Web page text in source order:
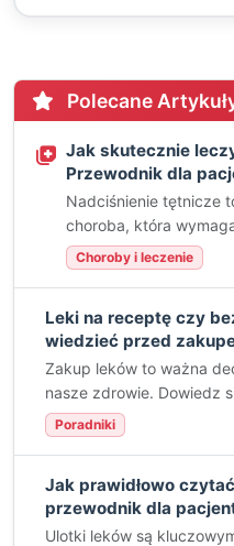
Polecane
Jak skutecznie
Przewodnik dla
Nadciśnienie tętnicze
choroba, która
Choroby i leczenie
Leki na receptę czy
wiedzieć przed
Zakup leków to ważna
nasze zdrowie. Dowiedz
Poradniki
Jak prawidłowo
przewodnik dla
Ulotki leków są